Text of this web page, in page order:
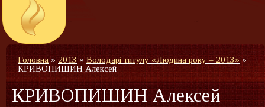
Головна »2013»Володарі титулу «Людина року – 2013» »
КРИВОПИШИН Алексей
КРИВОПИШИН Алексей